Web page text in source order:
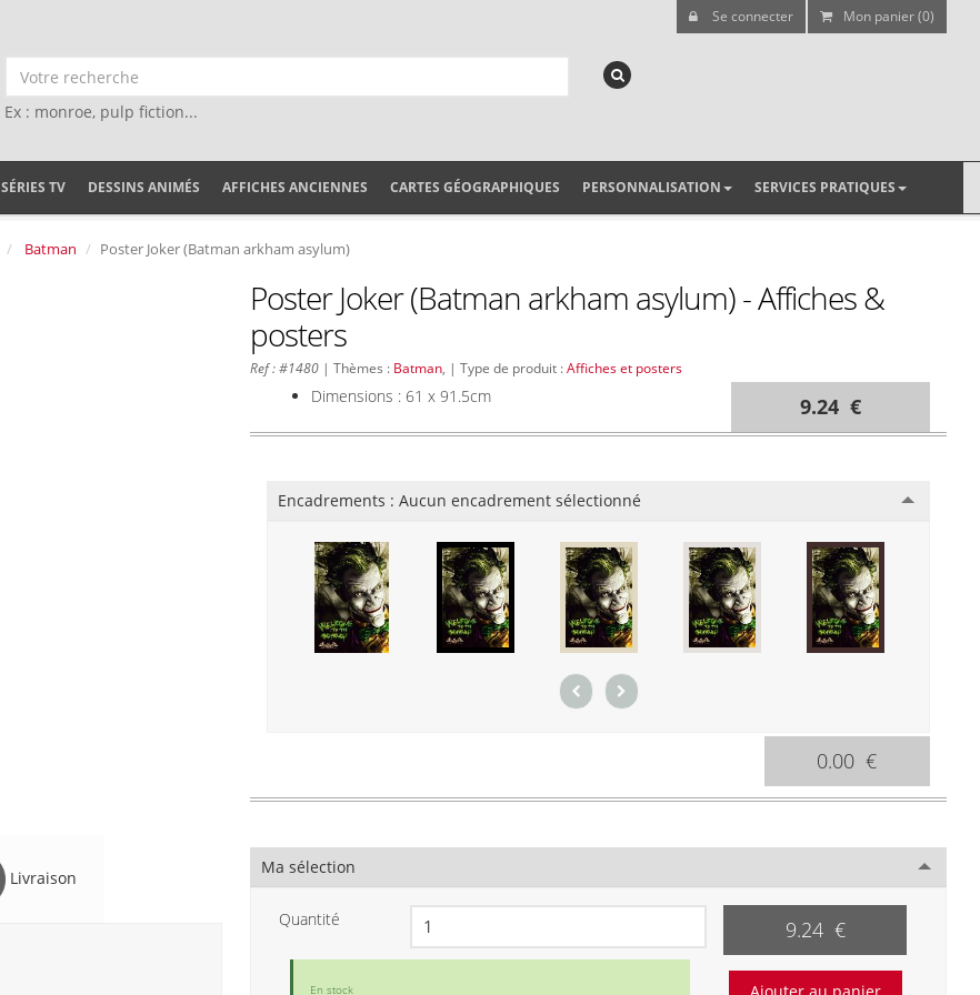
Se connecter Mon panier (0)
Ex : monroe, pulp fiction...
SÉRIES TV DESSINS ANIMÉS AFFICHES ANCIENNES CARTES GÉOGRAPHIQUES PERSONNALISATION SERVICES PRATIQUES
Batman Poster Joker (Batman arkham asylum)
Livraison
Poster Joker (Batman arkham asylum) - Affiches &
posters
Ref : #1480 | Thèmes : Batman , | Type de produit :Affiches et posters
Dimensions : 61 x 91.5cm 9.24 €
Encadrements : Aucun encadrement sélectionné
0.00 €
Ma sélection
Quantité 9.24 €
En stock